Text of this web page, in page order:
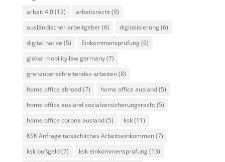
arbeit 4.0(12) arbeitsrecht(9)
ausländischer arbeitgeber(6) digitalisierung(6)
digital native (5) Einkommensprüfung(6)
global mobility law germany(7)
grenzüberschreitendes arbeiten(8)
home office abroad(7) home office ausland(5)
home office ausland sozialversicherungsrecht(5)
home office corona ausland(5) ksk(11)
KSK Anfrage tatsächliches Arbeitseinkommen(7)
ksk bußgeld(7) ksk einkommensprüfung(13)